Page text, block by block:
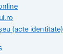
(acte identitate)